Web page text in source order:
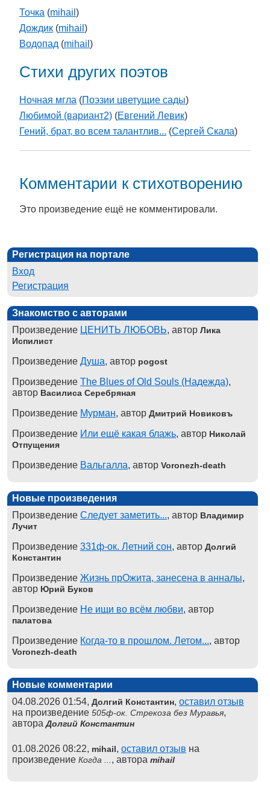
Точка (mihail )
Дождик (mihail )
Водопад (mihail )
Стихи других поэтов
Ночная мгла (Поэзии цветущие сады)
Любимой (вариант2) (Евгений Левик)
Гений, брат, во всем талантлив... (Сергей Скала)
Комментарии к стихотворению
Это произведение ещё не комментировали.
Регистрация на портале
Вход
Регистрация
Знакомство с авторами
Произведение ЦЕНИТЬ ЛЮБОВЬ, автор Лика
Испилист
Произведение Душа, автор pogost
Произведение The Blues of Old Souls (Надежда),
автор Василиса Серебряная
Произведение Мурман, автор Дмитрий Новиковъ
Произведение Или ещё какая блажь, автор Николай
Отпущения
Произведение Вальгалла, автор Voronezh-death
Новые произведения
Произведение Следует заметить..., автор Владимир
Лучит
Произведение 331ф-ок. Летний сон, автор Долгий
Константин
Произведение Жизнь прОжита, занесена в анналы,
автор Юрий Буков
Произведение Не ищи во всём любви, автор
палатова
Произведение Когда-то в прошлом. Летом..., автор
Voronezh-death
Новые комментарии
04.08.2026 01:54, Долгий Константин, оставил отзыв
на произведение 505ф-ок. Стрекоза без Муравья,
автораДолгий Константин
01.08.2026 08:22, mihail, оставил отзыв на
произведение Когда ... , автора mihail